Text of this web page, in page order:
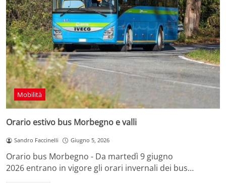
Mobilità
Orario estivo bus Morbegno e valli
Sandro Faccinelli Giugno 5, 2026
Orario bus Morbegno - Da martedì 9 giugno
2026 entrano in vigore gli orari invernali dei bus…